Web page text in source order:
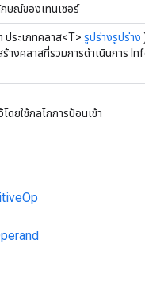
ษณ์ของเทนเซอร์
ประเภทคลาส<T> รูปร่างรูปร่าง
างคลาสที่รวมการดำเนินการ
ดยใช้กลไกการป้อนเข้า